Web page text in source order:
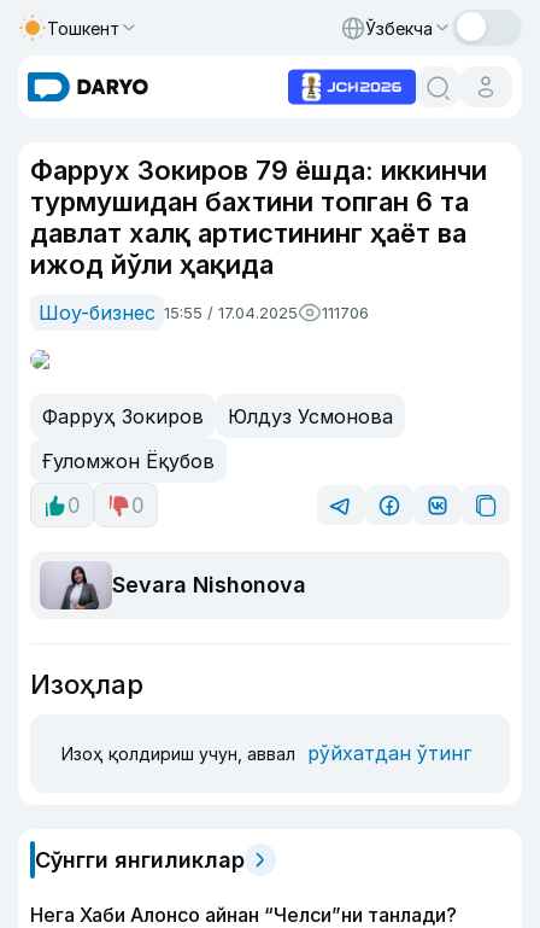
Тошкент Ўзбекча
Фаррух Зокиров 79 ёшда: иккинчи
турмушидан бахтини топган 6 та
давлат халқ артистининг ҳаёт ва
ижод йўли ҳақида
Шоу-бизнес 15:55 / 17.04.2025 111706
Фарруҳ Зокиров
Юлдуз Усмонова
Ғуломжон Ёқубов
0
0
Sevara Nishonova
Изоҳлар
Изоҳ қолдириш учун, аввал рўйхатдан ўтинг
Сўнгги янгиликлар
Нега Хаби Алонсо айнан “Челси”ни танлади?